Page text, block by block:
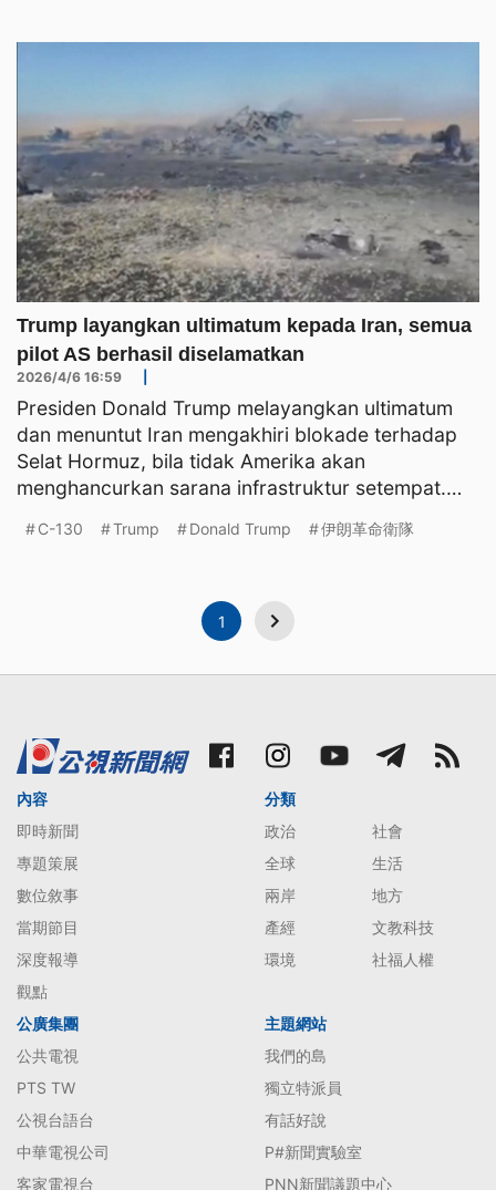
Trump layangkan ultimatum kepada Iran, semua
pilot AS berhasil diselamatkan
2026/4/6 16:59
Presiden Donald Trump melayangkan ultimatum
dan menuntut Iran mengakhiri blokade terhadap
Selat Hormuz, bila tidak Amerika akan
menghancurkan sarana infrastruktur setempat.
C-130 Trump Donald Trump 伊朗革命衛隊
1
內容
即時新聞
專題策展
數位敘事
當期節目
深度報導
觀點
分類
政治
社會
全球
生活
兩岸
地方
產經
文教科技
環境
社福人權
公廣集團
公共電視
PTS TW
公視台語台
中華電視公司
客家電視台
主題網站
我們的島
獨立特派員
有話好說
P#新聞實驗室
PNN新聞議題中心